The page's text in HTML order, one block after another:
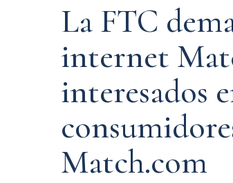
La FTC
internet
interesados
Match.com